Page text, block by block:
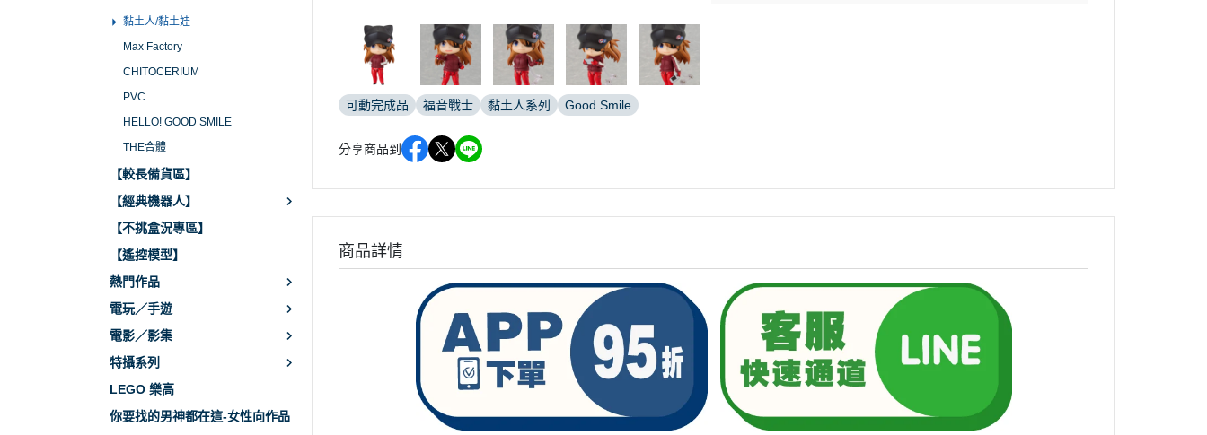
黏土人/黏土娃
Max Factory
CHITOCERIUM
PVC
HELLO! GOOD SMILE
THE合體
【較長備貨區】
【經典機器人】
【不挑盒況專區】
【遙控模型】
熱門作品
電玩／手遊
電影／影集
特攝系列
LEGO 樂高
你要找的男神都在這-女性向作品
可動完成品 福音戰士 黏土人系列 Good Smile
分享商品到
商品詳情